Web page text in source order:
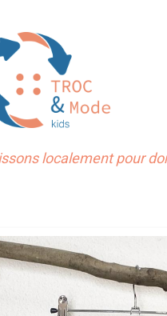
localement pour